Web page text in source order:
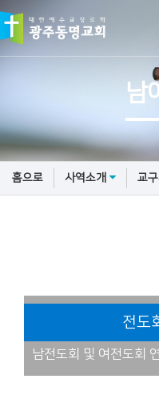
남
홈으로 사역소개 교
전도
남전도회 및 여전도회